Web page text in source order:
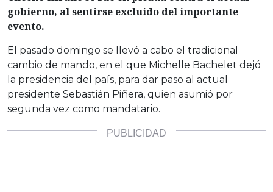
gobierno, al sentirse excluido del importante
evento.
El pasado domingo se llevó a cabo el tradicional
cambio de mando, en el que Michelle Bachelet dejó
la presidencia del país, para dar paso al actual
presidente Sebastián Piñera, quien asumió por
segunda vez como mandatario.